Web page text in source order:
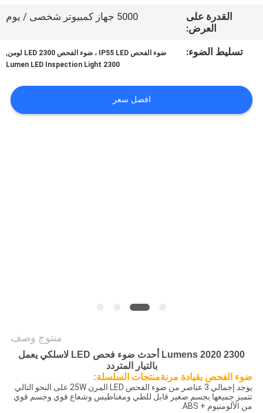
أخبار
القضايا
خريطة
القدرة على
العرض:
5000 جهاز كمبيوتر شخصى / يوم
تسليط الضوء: ضوء الفحص IP55 LED ، ضوء الفحص LED 2300 لومن ,
2300 Lumen LED Inspection Light
افضل سعر
منتوج وصف
2300 Lumens 2020 أحدث ضوء فحص LED لاسلكي يعمل
بالتيار المتردد
ضوء الفحص بقيادة مرنةمنتجات السلسلة:
يوجد إجمالي 3 عناصر من ضوء الفحص LED المرن 25W على النحو التالي.
تتميز جميعها بجسم صغير قابل للطي ومغناطيس وشعاع قوي وجسم قوي
من الألومنيوم + ABS.